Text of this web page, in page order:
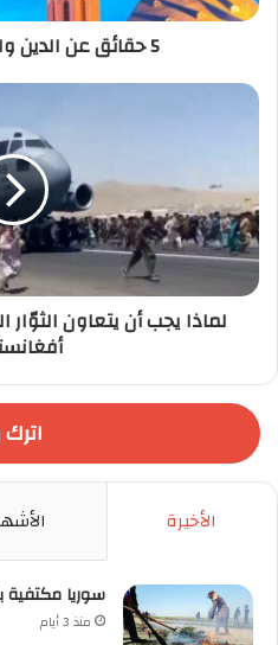
5 حقائق عن الدين والدولة في ألمانيا
لماذا يجب أن يتعاون
اترك
الأخيرة
سوريا مكتفية
منذ 3 أيام